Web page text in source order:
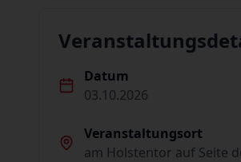
Datum
03.10.2026
Veranstaltungsort
am Holstentor auf Seite